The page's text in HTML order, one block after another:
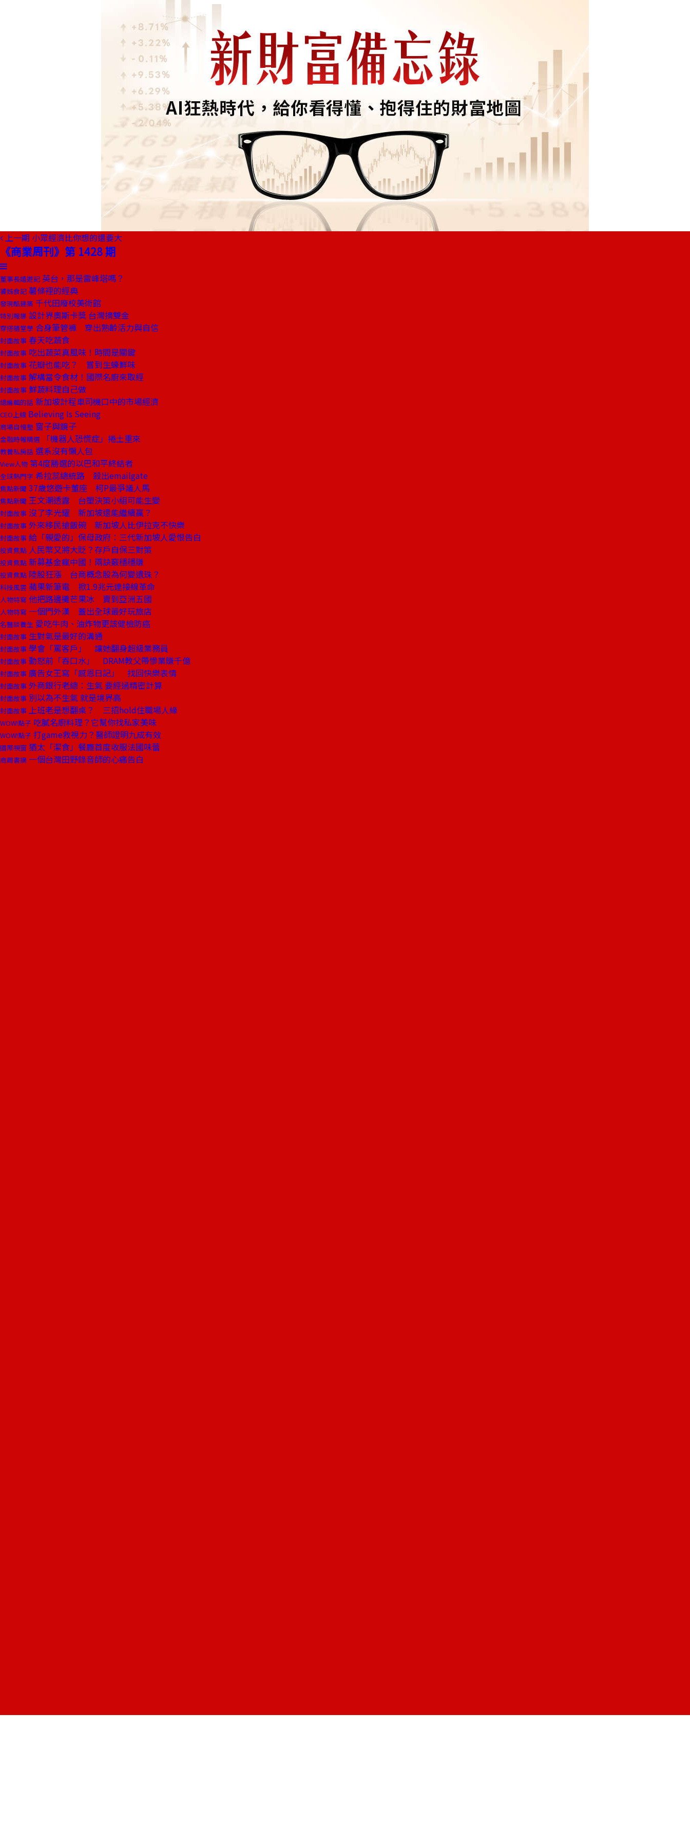
上一期 小眾經濟比你想的還要大
《商業周刊》第 1428 期
董事長嬉遊記 英台，那是雷峰塔嗎？
饕姊食記 薯條裡的經典
發現酷建築 千代田廢校美術館
特別報導 設計界奧斯卡獎 台灣摘雙金
穿搭隨堂學 合身筆管褲 穿出熟齡活力與自信
封面故事 春天吃蔬食
封面故事 吃出蔬菜真風味！時間是關鍵
封面故事 花瓣也能吃？ 嘗到生蠔鮮味
封面故事 解構當令食材！國際名廚來取經
封面故事 鮮蔬料理自己做
總編輯的話 新加坡計程車司機口中的市場經濟
CEO上線 Believing Is Seeing
商場自慢塾 窗子與鏡子
金融時報精選 「機器人恐慌症」捲土重來
教養私房話 選系沒有懶人包
View人物 第4度勝選的以巴和平終結者
全球熱門字 希拉蕊總統路 殺出emailgate
焦點新聞 37歲悠遊卡董座 柯P最爭議人馬
焦點新聞 王文潮透露 台塑決策小組可能生變
封面故事 沒了李光耀 新加坡還能繼續贏？
封面故事 外來移民搶飯碗 新加坡人比伊拉克不快樂
封面故事 給「親愛的」保母政府：三代新加坡人愛恨告白
投資焦點 人民幣又將大貶？存戶自保三對策
投資焦點 新募基金瘋中國！兩訣竅穩穩賺
投資焦點 陸股狂漲 台商概念股為何變遺珠？
科技風雲 蘋果新筆電 掀1.9兆元連接線革命
人物特寫 他把路邊攤芒果冰 賣到亞洲五國
人物特寫 一個門外漢 蓋出全球最好玩旅店
名醫談養生 愛吃牛肉、油炸物更該健檢防癌
封面故事 生對氣是最好的溝通
封面故事 學會「罵客戶」 讓她翻身超級業務員
封面故事 動怒前「吞口水」 DRAM教父帶慘業賺千億
封面故事 廣告女王寫「感恩日記」 找回快樂表情
封面故事 外商銀行老總：生氣 要經過精密計算
封面故事 別以為不生氣 就是境界高
封面故事 上班老是想翻桌？ 三招hold住職場人緣
WOW!點子 吃膩名廚料理？它幫你找私家美味
WOW!點子 打game救視力？醫師證明九成有效
國際視窗 猶太「潔食」餐廳首度收服法國味蕾
商周書摘 一個台灣田野錄音師的心痛告白